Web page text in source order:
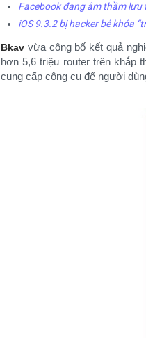
Facebook đang âm thầm lưu
iOS 9.3.2 bị hacker bẻ khóa
Bkav vừa công bố kết quả
hơn 5,6 triệu router trên khắp
cung cấp công cụ để người